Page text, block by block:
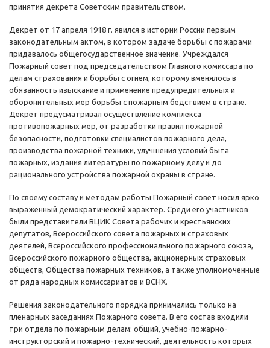
принятия декрета Советским правительством.
Декрет от 17 апреля 1918 г. явился в истории России первым
законодательным актом, в котором задаче борьбы с пожарами
придавалось общегосударственное значение. Учреждался
Пожарный совет под председательством Главного комиссара по
делам страхования и борьбы с огнем, которому вменялось в
обязанность изыскание и применение предупредительных и
оборонительных мер борьбы с пожарным бедствием в стране.
Декрет предусматривал осуществление комплекса
противопожарных мер, от разработки правил пожарной
безопасности, подготовки специалистов пожарного дела,
производства пожарной техники, улучшения условий быта
пожарных, издания литературы по пожарному делу и до
рационального устройства пожарной охраны в стране.
По своему составу и методам работы Пожарный совет носил ярко
выраженный демократический характер. Среди его участников
были представители ВЦИК Совета рабочих и крестьянских
депутатов, Всероссийского совета пожарных и страховых
деятелей, Всероссийского профессионального пожарного союза,
Всероссийского пожарного общества, акционерных страховых
обществ, Общества пожарных техников, а также уполномоченные
от ряда народных комиссариатов и ВСНХ.
Решения законодательного порядка принимались только на
пленарных заседаниях Пожарного совета. В его состав входили
три отдела по пожарным делам: общий, учебно-пожарно-
инструкторский и пожарно-технический, деятельность которых